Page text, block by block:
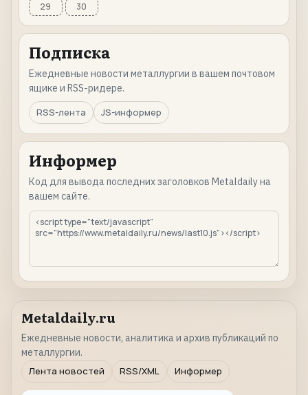
29
30
Подписка
Ежедневные новости металлургии в вашем почтовом
ящике и RSS-ридере.
RSS-лента
JS-информер
Информер
Код для вывода последних заголовков Metaldaily на
вашем сайте.
Metaldaily.ru
Ежедневные новости, аналитика и архив публикаций по
металлургии.
Лента новостей
RSS/XML Информер